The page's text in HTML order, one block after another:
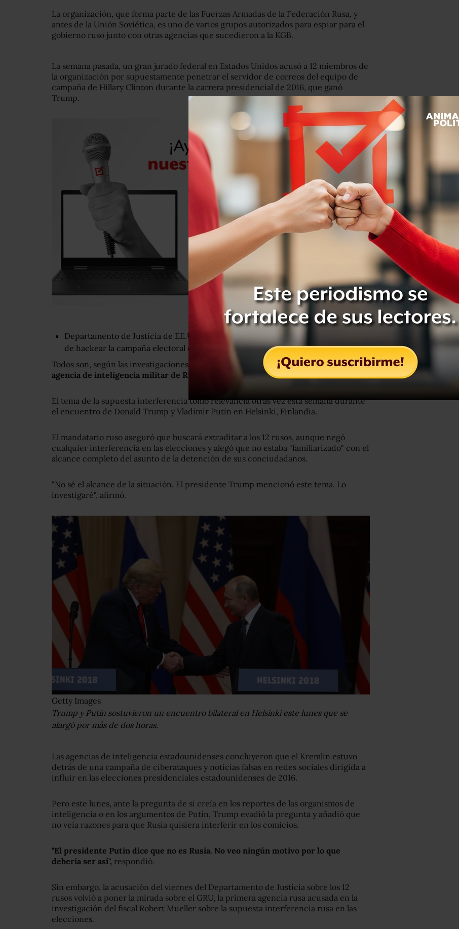
La organización, que forma parte de las Fuerzas Armadas de la Federación Rusa, y
antes de la Unión Soviética, es uno de varios grupos autorizados para espiar para el
gobierno ruso junto con otras agencias que sucedieron a la KGB.
La semana pasada, un gran jurado federal en Estados Unidos acusó a 12 miembros de
la organización por supuestamente penetrar el servidor de correos del equipo de
campaña de Hillary Clinton durante la carrera presidencial de 2016, que ganó
Trump.
Departamento de Justicia de EE.UU. acusa a 12 miembros de la inteligencia rusa
de hackear la campaña electoral de Hillary Clinton
Todos son, según las investigaciones estadounidenses, miembros del GRU,la mayor
agencia de inteligencia militar de Rusia.
El tema de la supuesta interferencia tomó relevancia otras vez esta semana durante
el encuentro de Donald Trump y Vladimir Putin en Helsinki, Finlandia.
El mandatario ruso aseguró que buscará extraditar a los 12 rusos, aunque negó
cualquier interferencia en las elecciones y alegó que no estaba "familiarizado" con el
alcance completo del asunto de la detención de sus conciudadanos.
"No sé el alcance de la situación. El presidente Trump mencionó este tema. Lo
investigaré", afirmó.
Getty Images
Trump y Putin sostuvieron un encuentro bilateral en Helsinki este lunes que se
alargó por más de dos horas.
Las agencias de inteligencia estadounidenses concluyeron que el Kremlin estuvo
detrás de una campaña de ciberataques y noticias falsas en redes sociales dirigida a
influir en las elecciones presidenciales estadounidenses de 2016.
Pero este lunes, ante la pregunta de si creía en los reportes de las organismos de
inteligencia o en los argumentos de Putin, Trump evadió la pregunta y añadió que
no veía razones para que Rusia quisiera interferir en los comicios.
"El presidente Putin dice que no es Rusia. No veo ningún motivo por lo que
debería ser así", respondió.
Sin embargo, la acusación del viernes del Departamento de Justicia sobre los 12
rusos volvió a poner la mirada sobre el GRU, la primera agencia rusa acusada en la
investigación del fiscal Robert Mueller sobre la supuesta interferencia rusa en las
elecciones.